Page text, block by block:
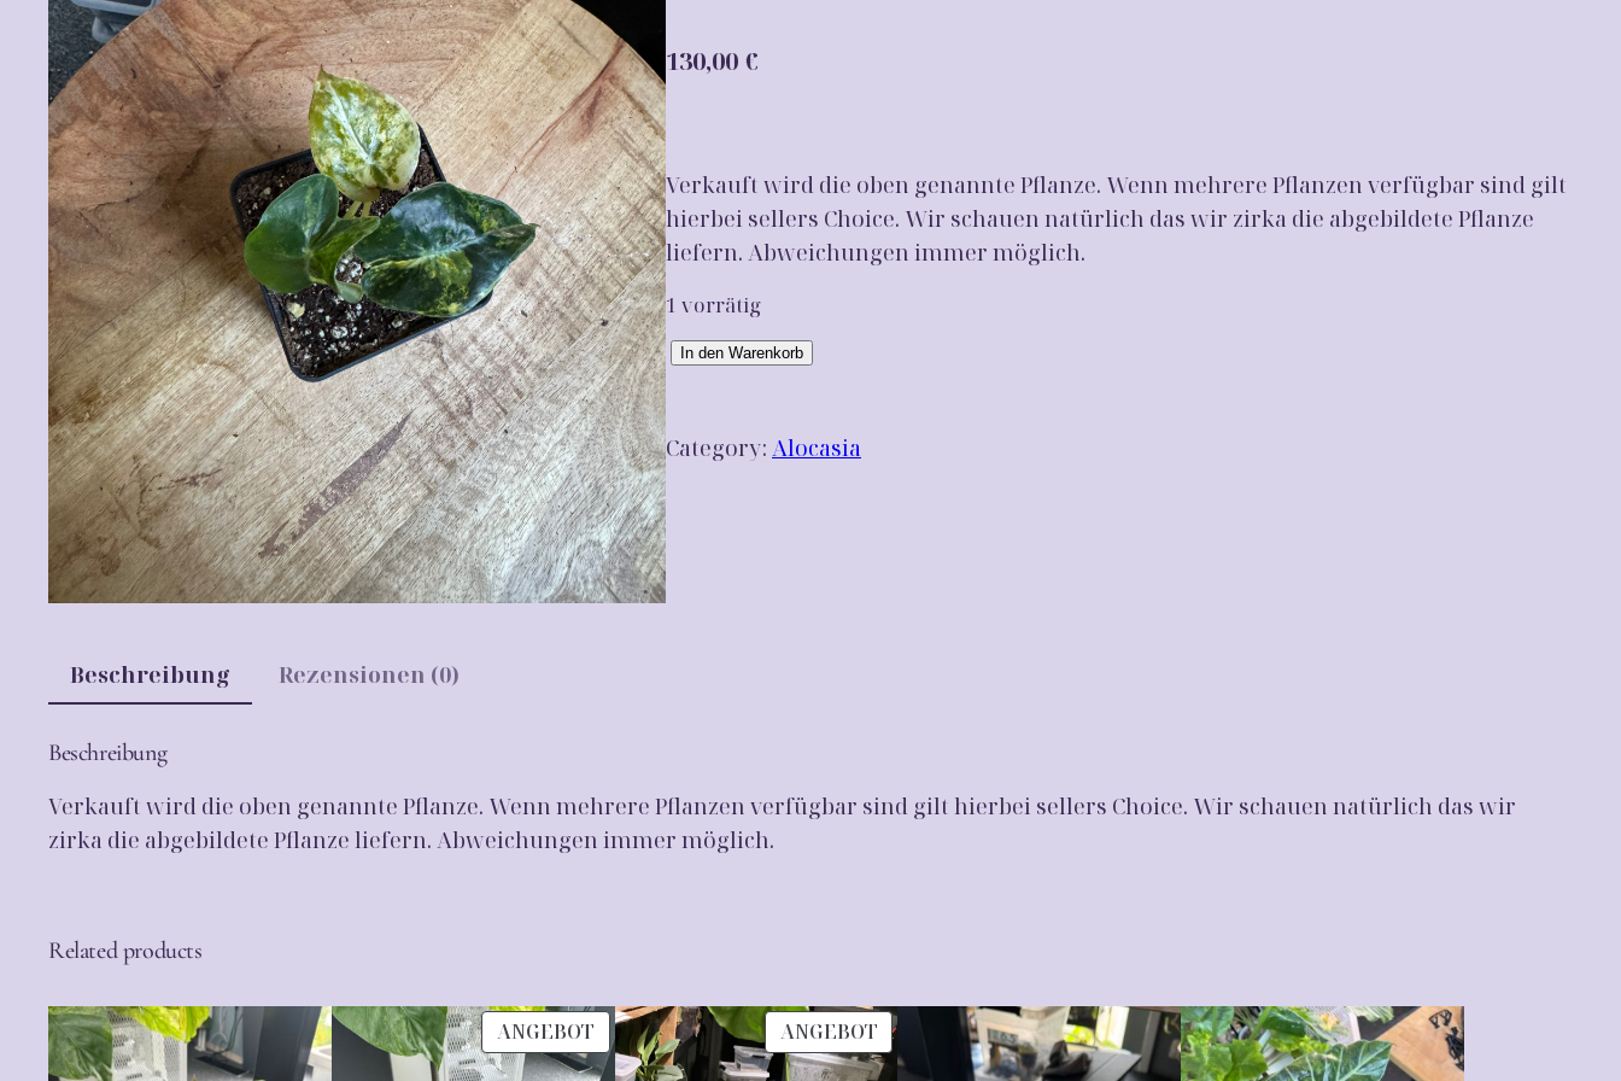
130,00 €
Verkauft wird die oben genannte Pflanze. Wenn mehrere Pflanzen verfügbar sind gilt
hierbei sellers Choice. Wir schauen natürlich das wir zirka die abgebildete Pflanze
liefern. Abweichungen immer möglich.
1 vorrätig
A
o
c
a
s
i
a
m
a
r
e
In den Warenkorb
Category: Alocasia
Beschreibung Rezensionen (0)
Beschreibung
Verkauft wird die oben genannte Pflanze. Wenn mehrere Pflanzen verfügbar sind gilt hierbei sellers Choice. Wir schauen natürlich das wir
zirka die abgebildete Pflanze liefern. Abweichungen immer möglich.
Related products
ANGEBOTPRODUKT
IM
ANGEBOTPRODUKT
IM